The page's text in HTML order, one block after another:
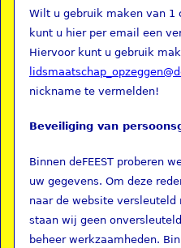
Wilt u gebruik maken van 1
kunt u hier per email een
Hiervoor kunt u gebruik
nickname te vermelden!
Beveiliging van
Binnen deFEEST proberen
uw gegevens. Om deze
naar de website
staan wij geen
beheer werkzaamheden.